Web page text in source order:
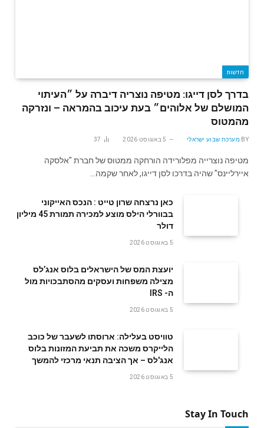
חדשות
בדרך לסן דייגו: מטיפה נוצריה דיברה על ״העיתוי
המושלם של אלוהים״ בעת עיכוב בהמראה – ונזרקה
מהמטוס
BY מערכת שבוע ישראלי 5 באוגוסט 2026 37
מטיפה נוצרייה מפלורידה הורחקה ממטוס של חברת "אלסקה
איירליינס" שהיה בדרכו לסן דייגו, לאחר שקמה…
‬דולר
5 באוגוסט 2026
‬ה- IRS
5 באוגוסט 2026
טוויסט בעלילה: ארוסתו לשעבר של כוכב
הלייקרס משכה את תביעת המזונות בלוס
אנג'לס – אך הציבה תנאי מרכזי להמשך
5 באוגוסט 2026
Stay In Touch